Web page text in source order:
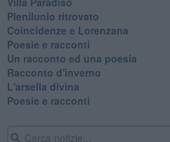
Plenilunio ritrovato
Coincidenze e Lorenzana
Poesie e racconti
Un racconto ed una poesia
Racconto d'inverno
​L'arsella divina
Poesie e racconti